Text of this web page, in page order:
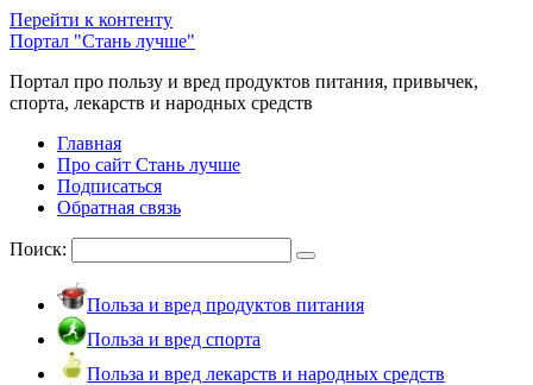
Перейти к контенту
Портал "Стань лучше"
Портал про пользу и вред продуктов питания, привычек,
спорта, лекарств и народных средств
Главная
Про сайт Стань лучше
Подписаться
Обратная связь
Поиск:
Польза и вред продуктов питания
Польза и вред спорта
Польза и вред лекарств и народных средств